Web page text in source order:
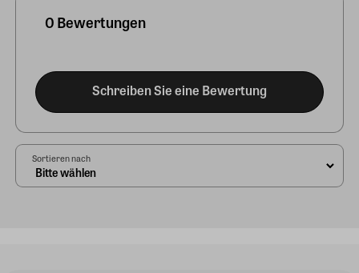
0 Bewertungen
Schreiben Sie eine Bewertung
Sortieren nach